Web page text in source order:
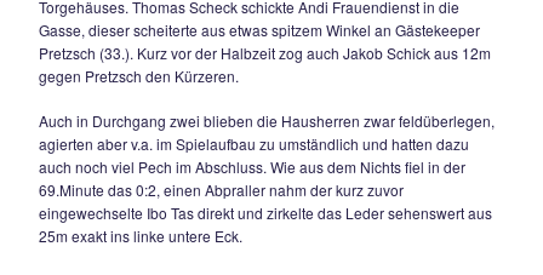
das Aufbäumen der Heimelf kam etwas zu spät, die Gäste
Berchtesgaden schaukelten den Dreier in der
und Geschick nach Hause.
09.05.2010
TSV SIEGSDORF WEITER OHNE HEIMSIEG